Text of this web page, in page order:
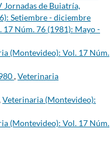
Jornadas de Buiatría,
Setiembre - diciembre
Núm. 76 (1981): Mayo -
(Montevideo): Vol. 17 Núm.
,Veterinaria
Veterinaria (Montevideo):
(Montevideo): Vol. 17 Núm.